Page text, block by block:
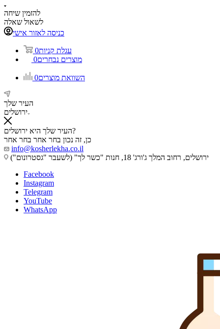
להזמין שיחה
לשאול שאלה
כניסה לאזור אישי
עגלת קניות0
מוצרים נבחרים0
השוואת מוצרים0
העיר שלך
ירושלים
העיר שלך היא ירושלים?
כן, זה נכון בחר אחר בחר אחר
info@kosherlekha.co.il
ירושלים, רחוב המלך ג'ורג' 18, חנות "כשר לך" (לשעבר "גסטרונום")
Facebook
Instagram
Telegram
YouTube
WhatsApp